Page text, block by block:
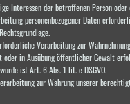
Interessen der betroffenen Person
personenbezogener Daten
Verarbeitung zur
in Ausübung öffentlicher Gewalt
ist Art. 6 Abs. 1 lit. e DSGVO.
zur Wahrung unserer